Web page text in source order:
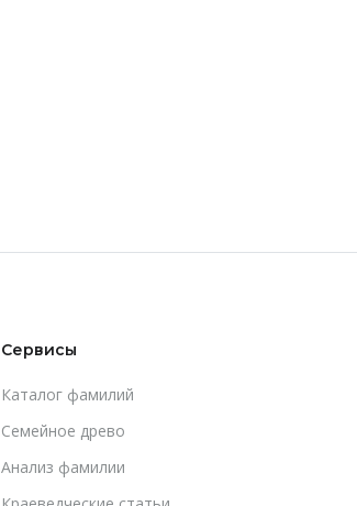
Сервисы
Каталог фамилий
Cемейное древо
Анализ фамилии